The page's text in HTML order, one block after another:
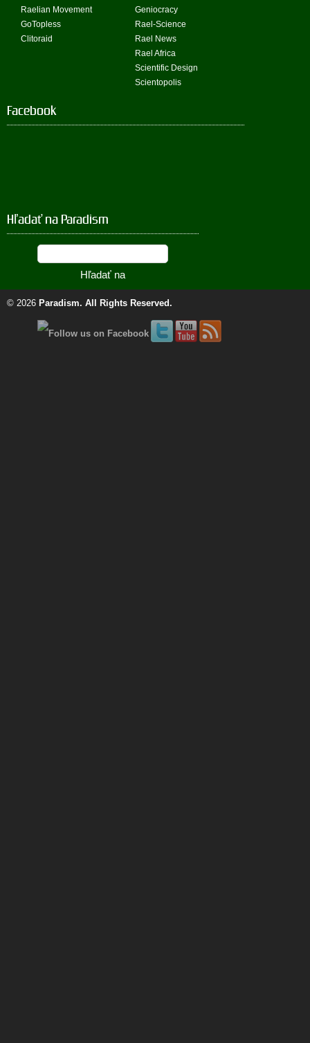
Raelian Movement
GoTopless
Clitoraid
Geniocracy
Rael-Science
Rael News
Rael Africa
Scientific Design
Scientopolis
Facebook
Hľadať na Paradism
© 2026 Paradism. All Rights Reserved.